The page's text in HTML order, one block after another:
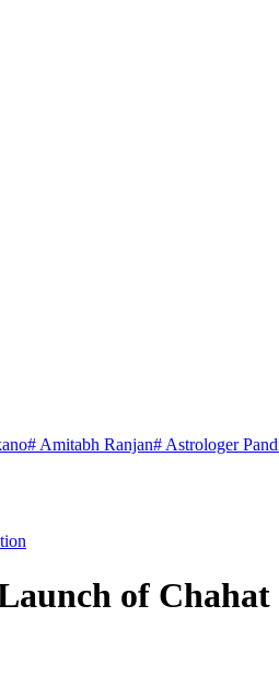
# Amitabh Ranjan# Astrologer
of Chahat